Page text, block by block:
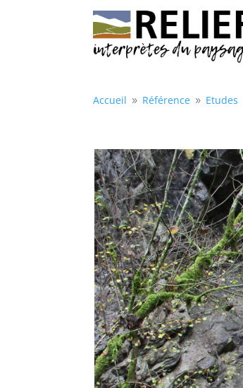
Accueil 9 Référence 9 Etudes